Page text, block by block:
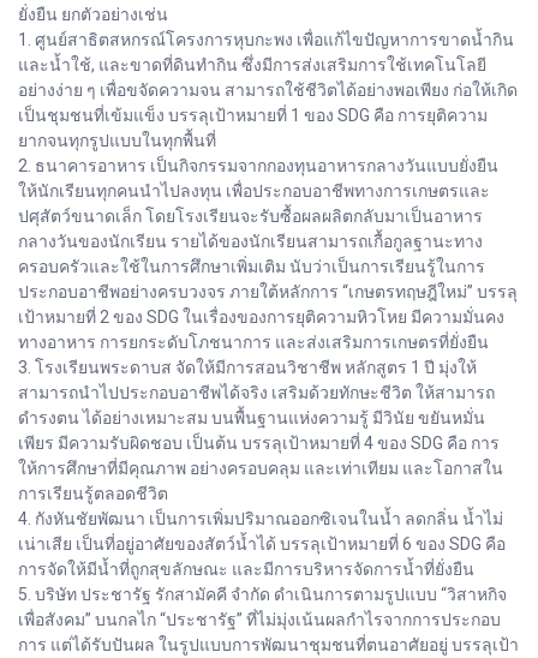
ยั่งยืน ยกตัวอย่างเช่น
1. ศูนย์สาธิตสหกรณ์โครงการหุบกะพง เพื่อแก้ไขปัญหาการขาดน้ำกิน
และน้ำใช้, และขาดที่ดินทำกิน ซึ่งมีการส่งเสริมการใช้เทคโนโลยี
อย่างง่าย ๆ เพื่อขจัดความจน สามารถใช้ชีวิตได้อย่างพอเพียง ก่อให้เกิด
เป็นชุมชนที่เข้มแข็ง บรรลุเป้าหมายที่ 1 ของ SDG คือ การยุติความ
ยากจนทุกรูปแบบในทุกพื้นที่
2. ธนาคารอาหาร เป็นกิจกรรมจากกองทุนอาหารกลางวันแบบยั่งยืน
ให้นักเรียนทุกคนนำไปลงทุน เพื่อประกอบอาชีพทางการเกษตรและ
ปศุสัตว์ขนาดเล็ก โดยโรงเรียนจะรับซื้อผลผลิตกลับมาเป็นอาหาร
กลางวันของนักเรียน รายได้ของนักเรียนสามารถเกื้อกูลฐานะทาง
ครอบครัวและใช้ในการศึกษาเพิ่มเติม นับว่าเป็นการเรียนรู้ในการ
ประกอบอาชีพอย่างครบวงจร ภายใต้หลักการ “เกษตรทฤษฎีใหม่” บรรลุ
เป้าหมายที่ 2 ของ SDG ในเรื่องของการยุติความหิวโหย มีความมั่นคง
ทางอาหาร การยกระดับโภชนาการ และส่งเสริมการเกษตรที่ยั่งยืน
3. โรงเรียนพระดาบส จัดให้มีการสอนวิชาชีพ หลักสูตร 1 ปี มุ่งให้
สามารถนำไปประกอบอาชีพได้จริง เสริมด้วยทักษะชีวิต ให้สามารถ
ดำรงตน ได้อย่างเหมาะสม บนพื้นฐานแห่งความรู้ มีวินัย ขยันหมั่น
เพียร มีความรับผิดชอบ เป็นต้น บรรลุเป้าหมายที่ 4 ของ SDG คือ การ
ให้การศึกษาที่มีคุณภาพ อย่างครอบคลุม และเท่าเทียม และโอกาสใน
การเรียนรู้ตลอดชีวิต
4. กังหันชัยพัฒนา เป็นการเพิ่มปริมาณออกซิเจนในน้ำ ลดกลิ่น น้ำไม่
เน่าเสีย เป็นที่อยู่อาศัยของสัตว์น้ำได้ บรรลุเป้าหมายที่ 6 ของ SDG คือ
การจัดให้มีน้ำที่ถูกสุขลักษณะ และมีการบริหารจัดการน้ำที่ยั่งยืน
5. บริษัท ประชารัฐ รักสามัคคี จำกัด ดำเนินการตามรูปแบบ “วิสาหกิจ
เพื่อสังคม” บนกลไก “ประชารัฐ” ที่ไม่มุ่งเน้นผลกำไรจากการประกอบ
การ แต่ได้รับปันผล ในรูปแบบการพัฒนาชุมชนที่ตนอาศัยอยู่ บรรลุเป้า